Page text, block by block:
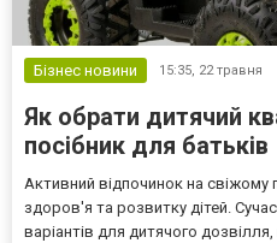
Бізнес новини 15:35, 22 травня
Як обрати дитячий
посібник для батьків
Активний відпочинок на свіжому
здоров'я та розвитку дітей.
варіантів для дитячого дозвілля,